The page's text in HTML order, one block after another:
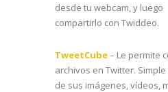
desde tu webcam, y luego
compartirlo con Twiddeo.
TweetCube– Le permite
archivos en Twitter.
de sus imágenes, vídeos,